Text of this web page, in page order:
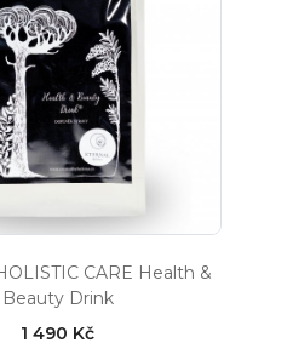
CARE Health &
Beauty Drink
1 490 Kč